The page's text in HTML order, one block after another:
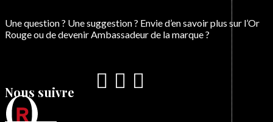
Une question ? Une suggestion ? Envie d’en savoir plus sur l’Or
Rouge ou de devenir Ambassadeur de la marque ?
Nous suivre